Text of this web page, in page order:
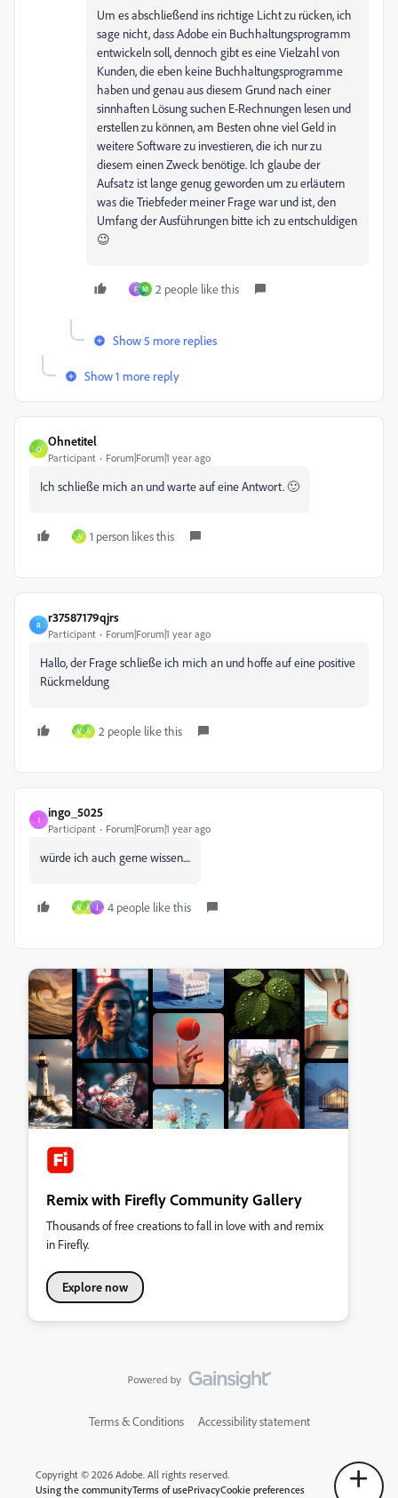
Um es abschließend ins richtige Licht zu rücken, ich
sage nicht, dass Adobe ein Buchhaltungsprogramm
entwickeln soll, dennoch gibt es eine Vielzahl von
Kunden, die eben keine Buchhaltungsprogramme
haben und genau aus diesem Grund nach einer
sinnhaften Lösung suchen E-Rechnungen lesen und
erstellen zu können, am Besten ohne viel Geld in
weitere Software zu investieren, die ich nur zu
diesem einen Zweck benötige. Ich glaube der
Aufsatz ist lange genug geworden um zu erläutern
was die Triebfeder meiner Frage war und ist, den
Umfang der Ausführungen bitte ich zu entschuldigen
😉
F M 2 people like this
Show 5 more replies
Show 1 more reply
O
Ohnetitel
Participant Forum|Forum|1 year ago
Ich schließe mich an und warte auf eine Antwort. 🙂
A 1 person likes this
R
r37587179qjrs
Participant Forum|Forum|1 year ago
Hallo, der Frage schließe ich mich an und hoffe auf eine positive
Rückmeldung
M A 2 people like this
I
ingo_5025
Participant Forum|Forum|1 year ago
würde ich auch gerne wissen....
M A J 4 people like this
Remix with Firefly Community Gallery
Thousands of free creations to fall in love with and remix
in Firefly.
Explore now
Terms & Conditions Accessibility statement
Copyright © 2026 Adobe. All rights reserved.
Using the communityTerms of usePrivacyCookie preferences